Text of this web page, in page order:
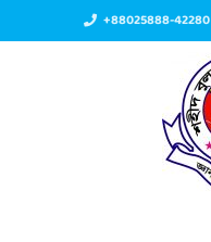
+88025888-42280